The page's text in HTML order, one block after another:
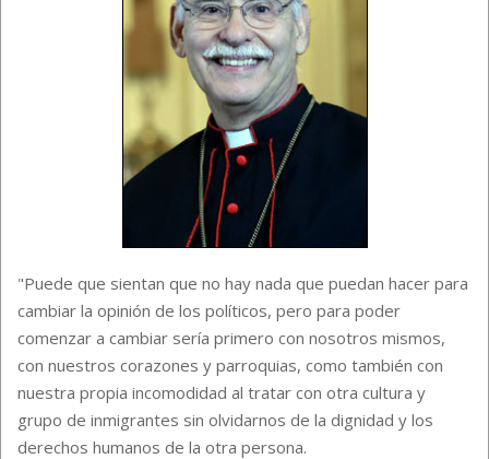
"Puede que sientan que no hay nada que puedan hacer para
cambiar la opinión de los políticos, pero para poder
comenzar a cambiar sería primero con nosotros mismos,
con nuestros corazones y parroquias, como también con
nuestra propia incomodidad al tratar con otra cultura y
grupo de inmigrantes sin olvidarnos de la dignidad y los
derechos humanos de la otra persona.